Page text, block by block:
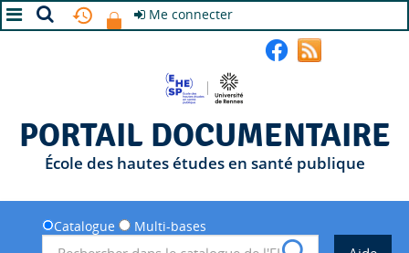
Me connecter
PORTAIL DOCUMENTAIRE
École des hautes études en santé publique
Catalogue Multi-bases